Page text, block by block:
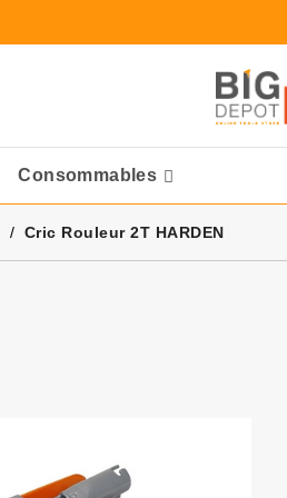
Consommables
Cric Rouleur 2T HARDEN